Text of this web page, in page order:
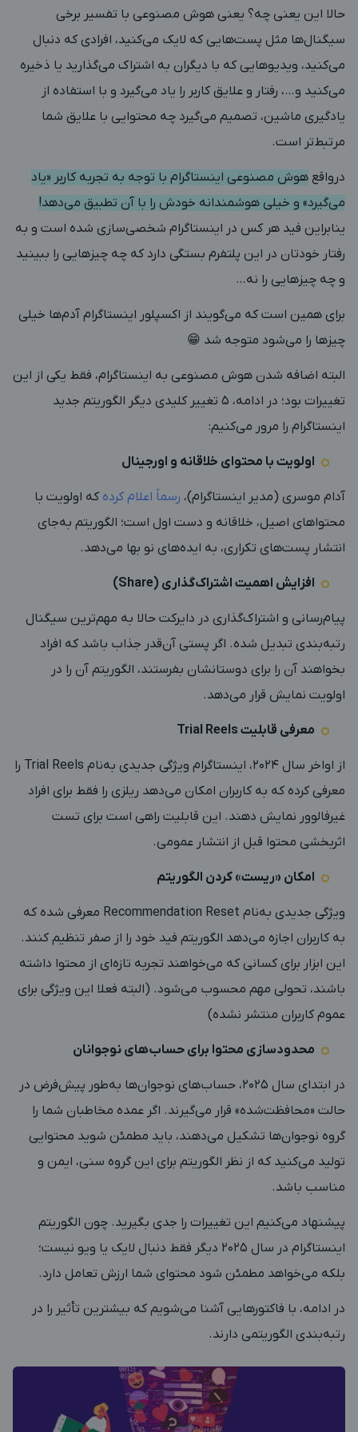
حالا این یعنی چه؟ یعنی هوش مصنوعی با تفسیر برخی
سیگنال‌ها مثل پست‌هایی که لایک می‌کنید، افرادی که دنبال
می‌کنید، ویدیوهایی که با دیگران به اشتراک‌ می‌گذارید یا ذخیره
می‌کنید و…، رفتار و علایق کاربر را یاد می‌گیرد و با استفاده از
یادگیری ماشین، تصمیم می‌گیرد چه محتوایی با علایق شما
مرتبط‌تر است.
درواقع هوش مصنوعی اینستاگرام با توجه به تجربه‌ کاربر «یاد
می‌گیرد» و خیلی هوشمندانه خودش را با آن تطبیق می‌دهد!
ینابراین فید هر کس در اینستاگرام شخصی‌سازی شده است و به
رفتار خودتان در این پلتفرم بستگی دارد که چه چیزهایی را ببینید
و چه چیزهایی را نه…
برای همین است که می‌گویند از اکسپلور اینستاگرام آدم‌ها خیلی
چیزها را می‌شود متوجه شد 😁
البته اضافه شدن هوش مصنوعی به اینستاگرام، فقط یکی از این
تغییرات بود؛ در ادامه، ۵ تغییر کلیدی دیگر الگوریتم جدید
اینستاگرام را مرور می‌کنیم:
اولویت با محتوای خلاقانه و اورجینال
آدام موسری (مدیر اینستاگرام)، رسماً اعلام کرده که اولویت با
محتواهای اصیل، خلاقانه و دست اول است؛ الگوریتم به‌جای
انتشار پست‌های تکراری، به ایده‌های نو بها می‌دهد.
افزایش اهمیت اشتراک‌گذاری (Share)
پیام‌رسانی و اشتراک‌گذاری در دایرکت حالا به مهم‌ترین سیگنال
رتبه‌بندی تبدیل شده. اگر پستی آن‌قدر جذاب باشد که افراد
بخواهند آن را برای دوستانشان بفرستند، الگوریتم آن را در
اولویت نمایش قرار می‌دهد.
معرفی قابلیت Trial Reels
از اواخر سال ۲۰۲۴، اینستاگرام ویژگی جدیدی به‌نام Trial Reels را
معرفی کرده که به کاربران امکان می‌دهد ریلزی را فقط برای افراد
غیرفالوور نمایش دهند. این قابلیت راهی است برای تست
اثربخشی محتوا قبل از انتشار عمومی.
امکان «ریست» کردن الگوریتم
ویژگی جدیدی به‌نام Recommendation Reset معرفی شده که
به کاربران اجازه می‌دهد الگوریتم فید خود را از صفر تنظیم کنند.
این ابزار برای کسانی که می‌خواهند تجربه تازه‌ای از محتوا داشته
باشند، تحولی مهم محسوب می‌شود. (البته فعلا این ویژگی برای
عموم کاربران منتشر نشده)
محدودسازی محتوا برای حساب‌های نوجوانان
در ابتدای سال ۲۰۲۵، حساب‌های نوجوان‌ها به‌طور پیش‌فرض در
حالت «محافظت‌شده» قرار می‌گیرند. اگر عمده مخاطبان شما را
گروه نوجوان‌ها تشکیل می‌دهند، باید مطمئن شوید محتوایی
تولید می‌کنید که از نظر الگوریتم برای این گروه سنی، ایمن و
مناسب باشد.
پیشنهاد می‌کنیم این تغییرات را جدی بگیرید. چون الگوریتم
اینستاگرام در سال ۲۰۲۵ دیگر فقط دنبال لایک یا ویو نیست؛
بلکه می‌خواهد مطمئن شود محتوای شما ارزش تعامل دارد.
در ادامه، با فاکتورهایی آشنا می‌شویم که بیشترین تأثیر را در
رتبه‌بندی الگوریتمی دارند.